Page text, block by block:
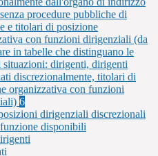
procedure pubbliche di
e titolari di posizione
con funzioni dirigenziali (da
in tabelle che distinguano le
situazioni: dirigenti, dirigenti
discrezionalmente, titolari di
organizzativa con funzioni
6
dirigenziali discrezionali
disponibili